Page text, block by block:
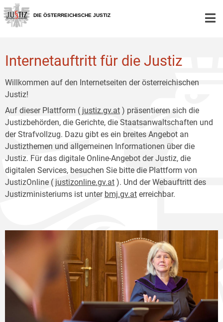
Zur
Hauptnavigation
[1]
Zum
Inhalt
[2]
DIE ÖSTERREICHISCHE JUSTIZ
Internetauftritt für die Justiz
Willkommen auf den Internetseiten der österreichischen
Justiz!
Auf dieser Plattform ( justiz.gv.at ) präsentieren sich die
Justizbehörden, die Gerichte, die Staatsanwaltschaften und
der Strafvollzug. Dazu gibt es ein breites Angebot an
Justizthemen und allgemeinen Informationen über die
Justiz. Für das digitale Online-Angebot der Justiz, die
digitalen Services, besuchen Sie bitte die Plattform von
JustizOnline ( justizonline.gv.at ). Und der Webauftritt des
Justizministeriums ist unter bmj.gv.at erreichbar.